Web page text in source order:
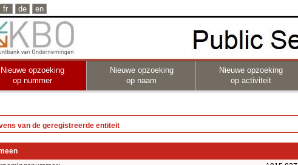
fr de en
Nieuwe opzoeking
op nummer
Nieuwe opzoeking
op naam
Nieuwe opzoeking
op activiteit
van de geregistreerde entiteit